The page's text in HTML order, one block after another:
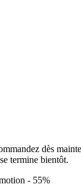
dès
termine bientôt.
- 55%